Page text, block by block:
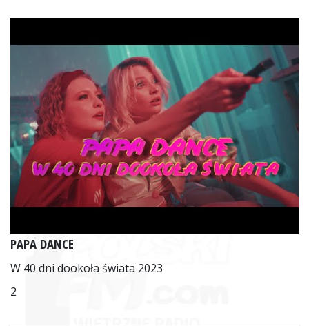
PAPA DANCE
W 40 dni dookoła świata 2023
2